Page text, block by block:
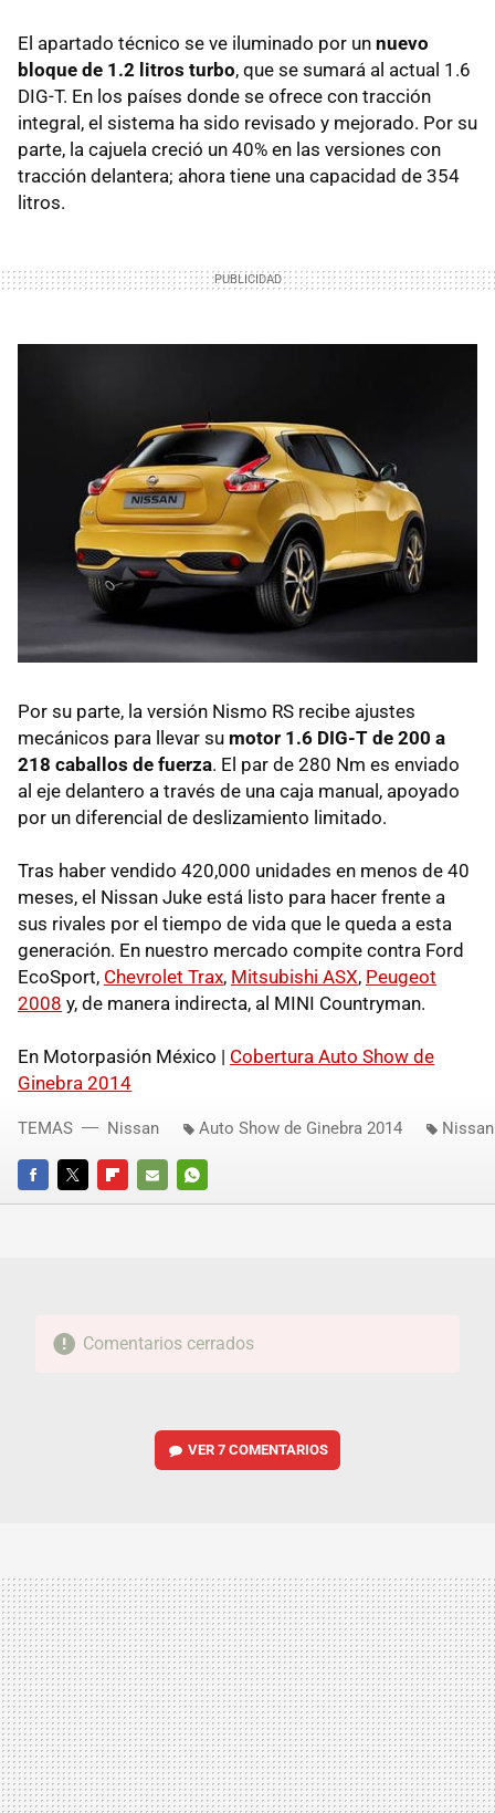
El apartado técnico se ve iluminado por un nuevo
bloque de 1.2 litros turbo, que se sumará al actual 1.6
DIG-T. En los países donde se ofrece con tracción
integral, el sistema ha sido revisado y mejorado. Por su
parte, la cajuela creció un 40% en las versiones con
tracción delantera; ahora tiene una capacidad de 354
litros.
Por su parte, la versión Nismo RS recibe ajustes
mecánicos para llevar su motor 1.6 DIG-T de 200 a
218 caballos de fuerza. El par de 280 Nm es enviado
al eje delantero a través de una caja manual, apoyado
por un diferencial de deslizamiento limitado.
Tras haber vendido 420,000 unidades en menos de 40
meses, el Nissan Juke está listo para hacer frente a
sus rivales por el tiempo de vida que le queda a esta
generación. En nuestro mercado compite contra Ford
EcoSport, Chevrolet Trax, Mitsubishi ASX, Peugeot
2008 y, de manera indirecta, al MINI Countryman.
En Motorpasión México | Cobertura Auto Show de
Ginebra 2014
FACEBOOKTWITTERFLIPBOARD
E-
WHATSAPP
TEMAS Nissan Auto Show de Ginebra 2014
Comentarios cerrados
VER7 COMENTARIOS